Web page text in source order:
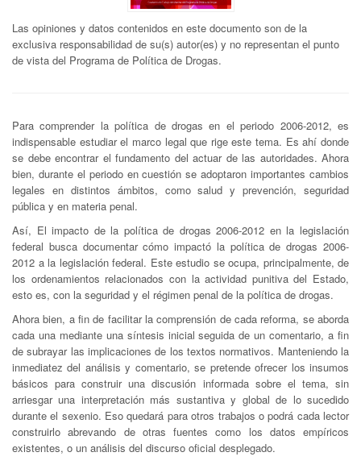
Las opiniones y datos contenidos en este documento son de la
exclusiva responsabilidad de su(s) autor(es) y no representan el punto
de vista del Programa de Política de Drogas.
Para comprender la política de drogas en el periodo 2006-2012, es
indispensable estudiar el marco legal que rige este tema. Es ahí donde
se debe encontrar el fundamento del actuar de las autoridades. Ahora
bien, durante el periodo en cuestión se adoptaron importantes cambios
legales en distintos ámbitos, como salud y prevención, seguridad
pública y en materia penal.
Así, El impacto de la política de drogas 2006-2012 en la legislación
federal busca documentar cómo impactó la política de drogas 2006-
2012 a la legislación federal. Este estudio se ocupa, principalmente, de
los ordenamientos relacionados con la actividad punitiva del Estado,
esto es, con la seguridad y el régimen penal de la política de drogas.
Ahora bien, a fin de facilitar la comprensión de cada reforma, se aborda
cada una mediante una síntesis inicial seguida de un comentario, a fin
de subrayar las implicaciones de los textos normativos. Manteniendo la
inmediatez del análisis y comentario, se pretende ofrecer los insumos
básicos para construir una discusión informada sobre el tema, sin
arriesgar una interpretación más sustantiva y global de lo sucedido
durante el sexenio. Eso quedará para otros trabajos o podrá cada lector
construirlo abrevando de otras fuentes como los datos empíricos
existentes, o un análisis del discurso oficial desplegado.